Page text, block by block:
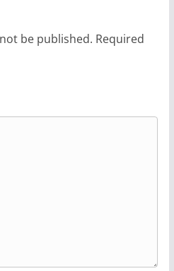
be published. Required